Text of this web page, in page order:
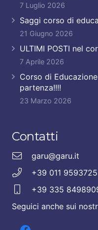
7 Luglio 2026
Saggi corso di
21 Giugno 2026
ULTIMI POSTI nel
7 Aprile 2026
Corso di
partenza!!!!
23 Marzo 2026
Contatti
garu@garu.it
+39 011 9593725
+39 335
Seguici anche sui